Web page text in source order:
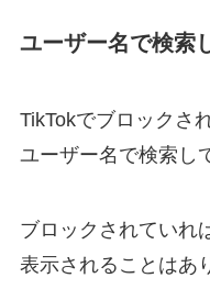
ユーザー名で検索
TikTokでブロックさ
ユーザー名で検索し
ブロックされていれ
表示されることはあ